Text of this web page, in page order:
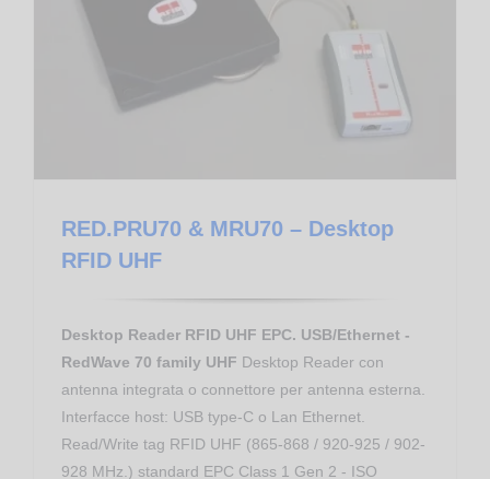
RED.PRU70 & MRU70 – Desktop
RFID UHF
Desktop Reader RFID UHF EPC. USB/Ethernet -
RedWave 70 family UHF Desktop Reader con
antenna integrata o connettore per antenna esterna.
Interfacce host: USB type-C o Lan Ethernet.
Read/Write tag RFID UHF (865-868 / 920-925 / 902-
928 MHz.) standard EPC Class 1 Gen 2 - ISO